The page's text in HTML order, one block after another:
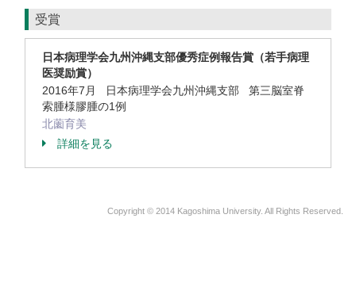
受賞
日本病理学会九州沖縄支部優秀症例報告賞（若手病理
医奨励賞）
2016年7月 日本病理学会九州沖縄支部 第三脳室脊
索腫様膠腫の1例
北薗育美
詳細を見る
Copyright © 2014 Kagoshima University. All Rights Reserved.